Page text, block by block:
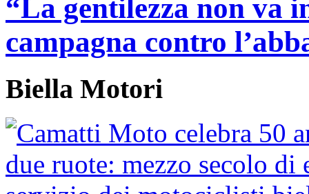
“La gentilezza non va
campagna contro
Biella Motori